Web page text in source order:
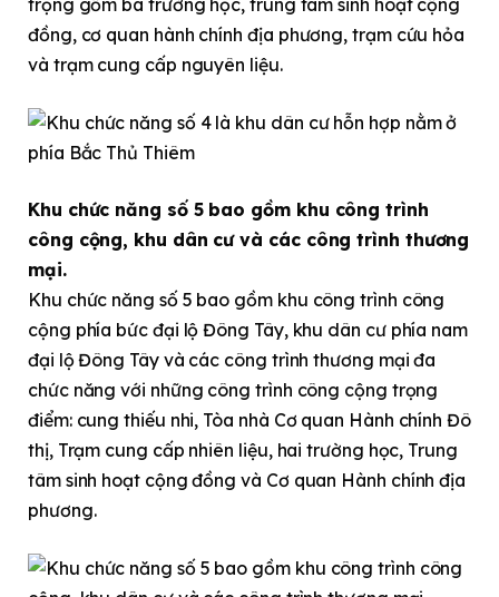
trọng gồm ba trường học, trung tâm sinh hoạt cộng
đồng, cơ quan hành chính địa phương, trạm cứu hỏa
và trạm cung cấp nguyên liệu.
Khu chức năng số 5 bao gồm khu công trình
công cộng, khu dân cư và các công trình thương
mại.
Khu chức năng số 5 bao gồm khu công trình công
cộng phía bức đại lộ Đông Tây, khu dân cư phía nam
đại lộ Đông Tây và các công trình thương mại đa
chức năng với những công trình công cộng trọng
điểm: cung thiếu nhi, Tòa nhà Cơ quan Hành chính Đô
thị, Trạm cung cấp nhiên liệu, hai trường học, Trung
tâm sinh hoạt cộng đồng và Cơ quan Hành chính địa
phương.